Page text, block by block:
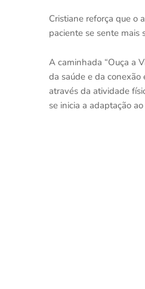
Cristiane reforça que o
paciente se sente mais
A caminhada “Ouça a
da saúde e da conexão
através da atividade
se inicia a adaptação